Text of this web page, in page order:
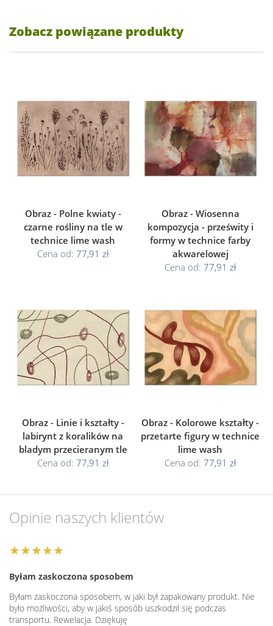
Zobacz powiązane produkty
Obraz - Polne kwiaty -
czarne rośliny na tle w
technice lime wash
Cena od: 77,91 zł
Obraz - Wiosenna
kompozycja - prześwity i
formy w technice farby
akwarelowej
Cena od: 77,91 zł
Obraz - Linie i kształty -
labirynt z koralików na
bladym przecieranym tle
Cena od: 77,91 zł
Obraz - Kolorowe kształty -
przetarte figury w technice
lime wash
Cena od: 77,91 zł
Opinie naszych klientów
★★★★★
Byłam zaskoczona sposobem
Byłam zaskoczona sposobem, w jaki był zapakowany produkt. Nie
było możliwości, aby w jakiś sposób uszkodził się podczas
transportu. Rewelacja. Dziękuję